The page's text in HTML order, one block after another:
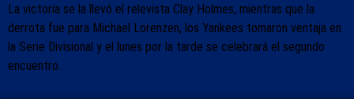
La victoria se la llevó el relevista Clay Holmes, mientras que la
derrota fue para Michael Lorenzen, los Yankees tomaron ventaja en
la Serie Divisional y el lunes por la tarde se celebrará el segundo
encuentro.